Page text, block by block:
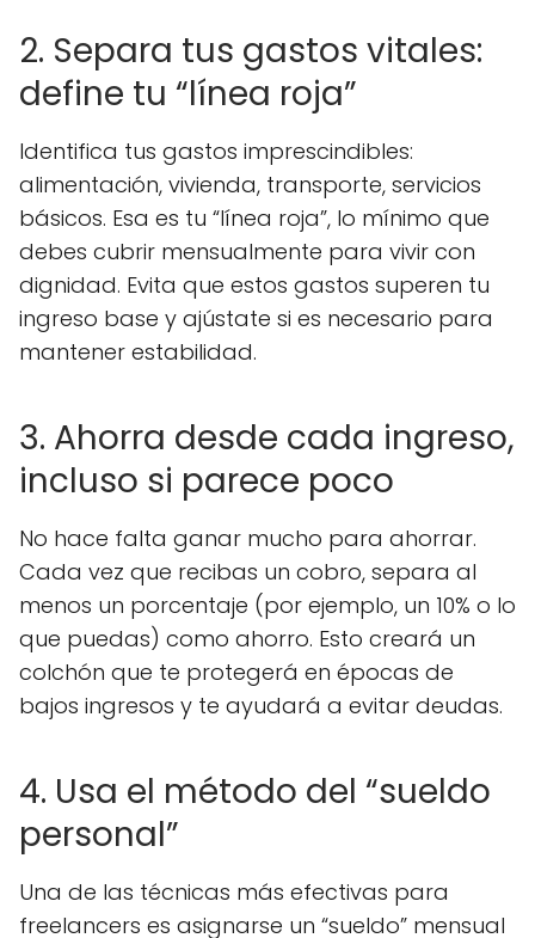
2. Separa tus gastos vitales:
define tu “línea roja”
Identifica tus gastos imprescindibles:
alimentación, vivienda, transporte, servicios
básicos. Esa es tu “línea roja”, lo mínimo que
debes cubrir mensualmente para vivir con
dignidad. Evita que estos gastos superen tu
ingreso base y ajústate si es necesario para
mantener estabilidad.
3. Ahorra desde cada ingreso,
incluso si parece poco
No hace falta ganar mucho para ahorrar.
Cada vez que recibas un cobro, separa al
menos un porcentaje (por ejemplo, un 10% o lo
que puedas) como ahorro. Esto creará un
colchón que te protegerá en épocas de
bajos ingresos y te ayudará a evitar deudas.
4. Usa el método del “sueldo
personal”
Una de las técnicas más efectivas para
freelancers es asignarse un “sueldo” mensual